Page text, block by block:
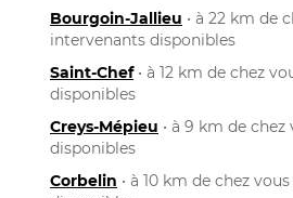
Bourgoin-Jallieu • à 22 km de
intervenants disponibles
Saint-Chef• à 12 km de chez
disponibles
Creys-Mépieu • à 9 km de
disponibles
Corbelin • à 10 km de chez